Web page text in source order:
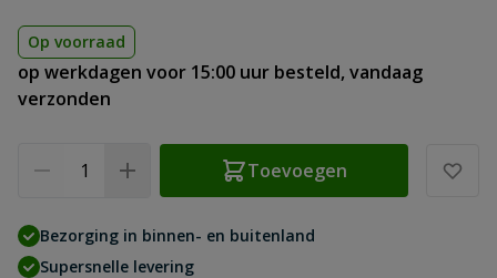
Op voorraad
op werkdagen voor 15:00 uur besteld, vandaag
verzonden
Toevoegen
Bezorging in binnen- en buitenland
Supersnelle levering